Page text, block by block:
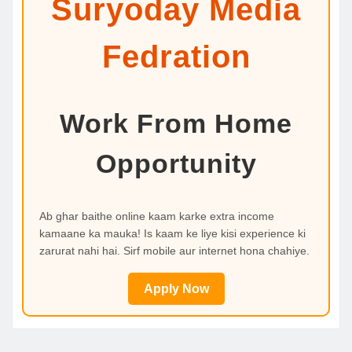
Suryoday Media
Fedration
Work From Home
Opportunity
Ab ghar baithe online kaam karke extra income
kamaane ka mauka! Is kaam ke liye kisi experience ki
zarurat nahi hai. Sirf mobile aur internet hona chahiye.
Apply Now